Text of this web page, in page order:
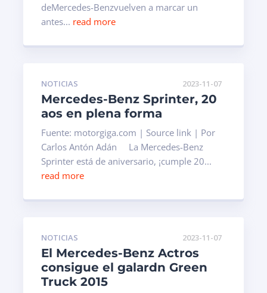
deMercedes-Benzvuelven a marcar un
antes... read more
NOTICIAS 2023-11-07
Mercedes-Benz Sprinter, 20
aos en plena forma
Fuente: motorgiga.com | Source link | Por
Carlos Antón Adán La Mercedes-Benz
Sprinter está de aniversario, ¡cumple 20...
read more
NOTICIAS 2023-11-07
El Mercedes-Benz Actros
consigue el galardn Green
Truck 2015